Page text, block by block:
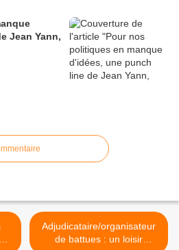
Jean Yann,
Adjudicataire/organisateur
de battues : un loisir